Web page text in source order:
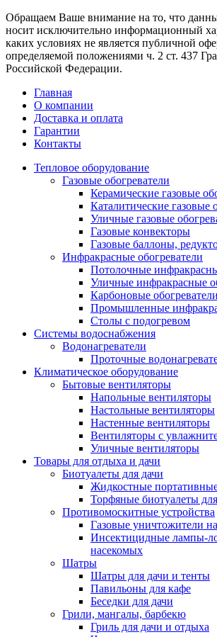
Обращаем Ваше внимание на то, что
носит исключительно информационный
каких условиях не является публичной
определяемой положениями ч. 2 ст. 437
Российской Федерации.
Главная
О компании
Доставка и оплата
Гарантии
Контакты
Тепловое оборудование
Газовые обогреватели
Керамические газовые
Каталитические газовые
Уличные газовые
Газовые конвекторы
Газовые баллоны,
Инфракрасные обогреватели
Потолочные
Уличные инфракрасные
Карбоновые обогреватели
Промышленные
Столы с подогревом
Системы водоснабжения
Водонагреватели
Проточные
Климатическое оборудование
Бытовые вентиляторы
Напольные вентиляторы
Настольные вентиляторы
Настенные вентиляторы
Вентиляторы с
Уличные вентиляторы
Товары для отдыха и дачи
Биотуалеты для дачи
Жидкостные
Торфяные биотуалеты
Противомоскитные устройства
Газовые уничтожители
Инсектицидные лампы-
насекомых
Шатры
Шатры для дачи и тенты
Павильоны для кафе
Беседки для дачи
Грили, мангалы, барбекю
Гриль для дачи и отдыха